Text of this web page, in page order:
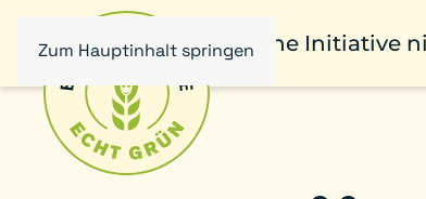
Zum Hauptinhalt springenEine Initiative